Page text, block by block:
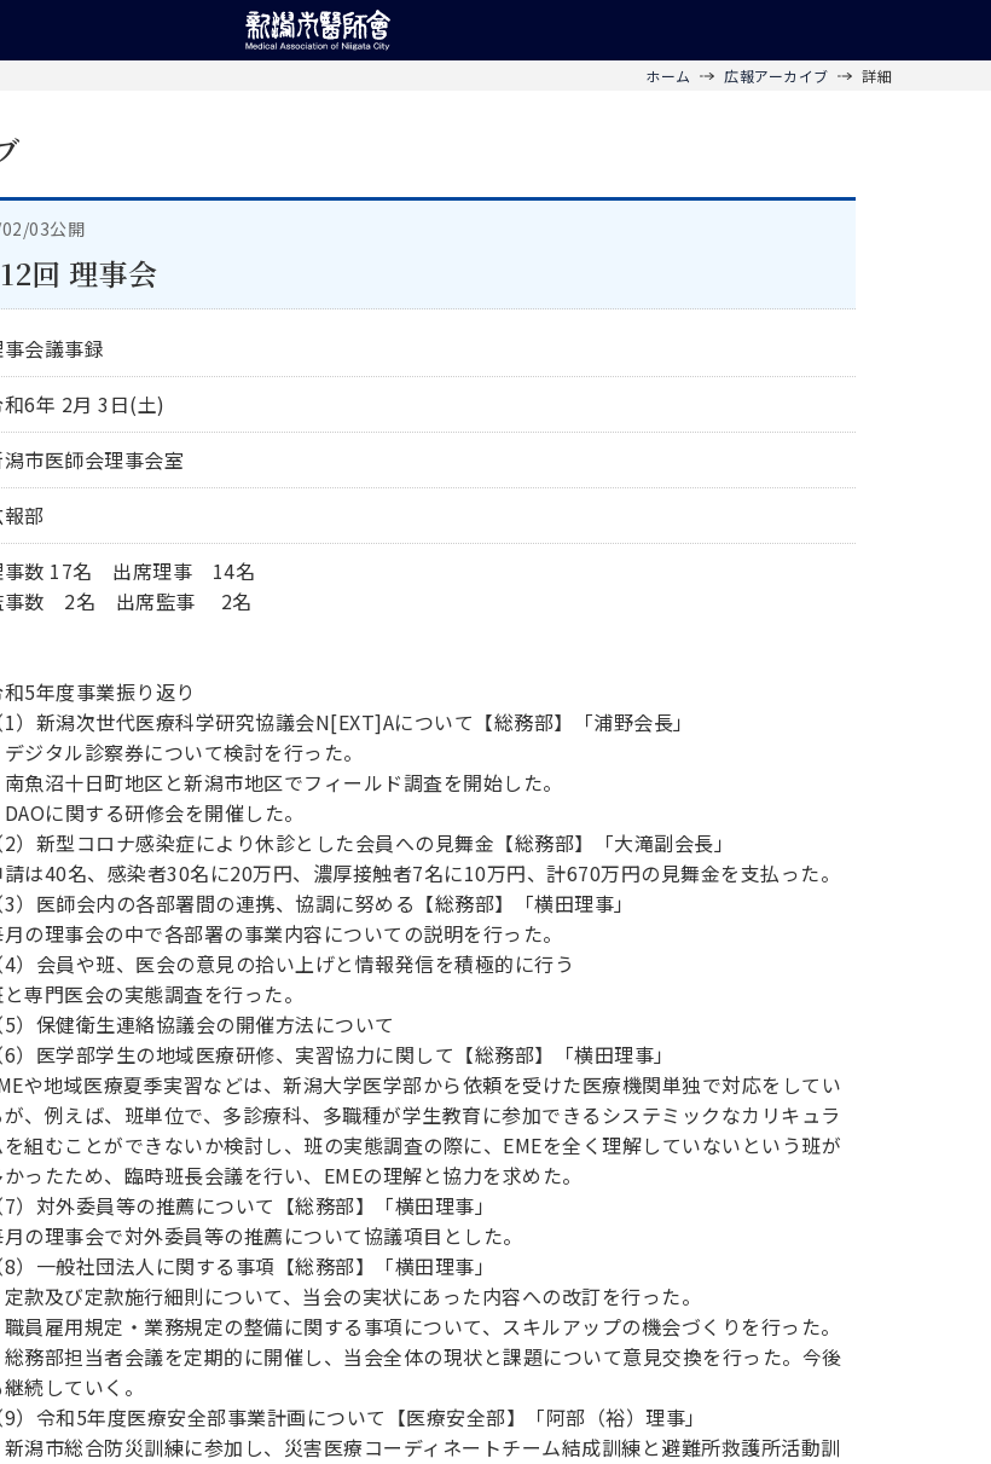
ホーム 広報アーカイブ 詳細
03公開
回 理事会
会議事録
6年 2月 3日(土)
市医師会理事会室
部
事数 17名 出席理事 14名
事数 2名 出席監事 2名
5年度事業振り返り
1）新潟次世代医療科学研究協議会N[EXT]Aについて【総務部】「浦野会長」
デジタル診察券について検討を行った。
南魚沼十日町地区と新潟市地区でフィールド調査を開始した。
DAOに関する研修会を開催した。
2）新型コロナ感染症により休診とした会員への見舞金【総務部】「大滝副会長」
請は40名、感染者30名に20万円、濃厚接触者7名に10万円、計670万円の見舞金を支払った。
3）医師会内の各部署間の連携、協調に努める【総務部】「横田理事」
の理事会の中で各部署の事業内容についての説明を行った。
4）会員や班、医会の意見の拾い上げと情報発信を積極的に行う
専門医会の実態調査を行った。
5）保健衛生連絡協議会の開催方法について
6）医学部学生の地域医療研修、実習協力に関して【総務部】「横田理事」
や地域医療夏季実習などは、新潟大学医学部から依頼を受けた医療機関単独で対応をしてい
が、例えば、班単位で、多診療科、多職種が学生教育に参加できるシステミックなカリキュラ
を組むことができないか検討し、班の実態調査の際に、EMEを全く理解していないという班が
ったため、臨時班長会議を行い、EMEの理解と協力を求めた。
7）対外委員等の推薦について【総務部】「横田理事」
の理事会で対外委員等の推薦について協議項目とした。
8）一般社団法人に関する事項【総務部】「横田理事」
定款及び定款施行細則について、当会の実状にあった内容への改訂を行った。
職員雇用規定・業務規定の整備に関する事項について、スキルアップの機会づくりを行った。
総務部担当者会議を定期的に開催し、当会全体の現状と課題について意見交換を行った。今後
続していく。
9）令和5年度医療安全部事業計画について【医療安全部】「阿部（裕）理事」
新潟市総合防災訓練に参加し、災害医療コーディネートチーム結成訓練と避難所救護所活動訓